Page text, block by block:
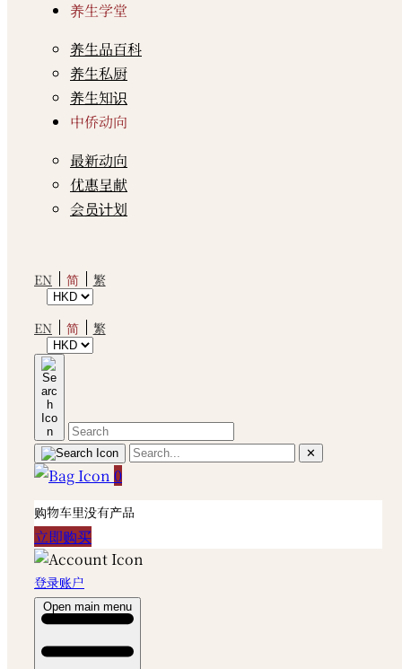
养生学堂
养生品百科
养生私厨
养生知识
中侨动向
最新动向
优惠呈献
会员计划
EN 简 繁
EN 简 繁
✕
0
购物车里没有产品
立即购买
登录账户
Open main menu